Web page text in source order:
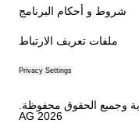
شروط و أحكام البرنامج
ملفات تعريف الارتباط
Privacy Settings
AG 2026